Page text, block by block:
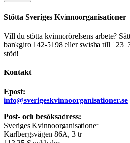
Stötta Sveriges Kvinnoorganisationer
Vill du stötta kvinnorörelsens arbete?
bankgiro 142-5198 eller swisha till 123
stöd!
Kontakt
Epost:
info@sverigeskvinnoorganisationer.se
Post- och besöksadress:
Sveriges Kvinnoorganisationer
Karlbergsvägen 86A, 3 tr